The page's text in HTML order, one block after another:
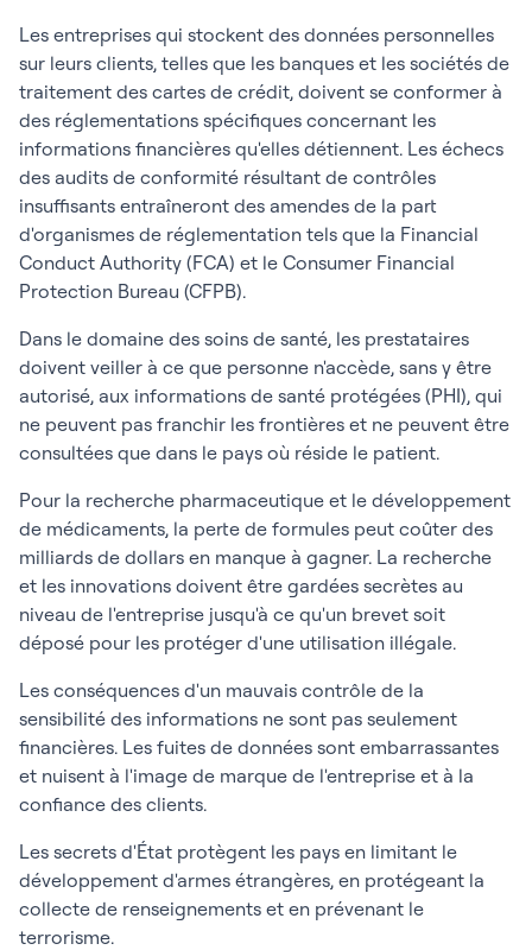
Les entreprises qui stockent des données personnelles
sur leurs clients, telles que les banques et les sociétés de
traitement des cartes de crédit, doivent se conformer à
des réglementations spécifiques concernant les
informations financières qu'elles détiennent. Les échecs
des audits de conformité résultant de contrôles
insuffisants entraîneront des amendes de la part
d'organismes de réglementation tels que la Financial
Conduct Authority (FCA) et le Consumer Financial
Protection Bureau (CFPB).
Dans le domaine des soins de santé, les prestataires
doivent veiller à ce que personne n'accède, sans y être
autorisé, aux informations de santé protégées (PHI), qui
ne peuvent pas franchir les frontières et ne peuvent être
consultées que dans le pays où réside le patient.
Pour la recherche pharmaceutique et le développement
de médicaments, la perte de formules peut coûter des
milliards de dollars en manque à gagner. La recherche
et les innovations doivent être gardées secrètes au
niveau de l'entreprise jusqu'à ce qu'un brevet soit
déposé pour les protéger d'une utilisation illégale.
Les conséquences d'un mauvais contrôle de la
sensibilité des informations ne sont pas seulement
financières. Les fuites de données sont embarrassantes
et nuisent à l'image de marque de l'entreprise et à la
confiance des clients.
Les secrets d'État protègent les pays en limitant le
développement d'armes étrangères, en protégeant la
collecte de renseignements et en prévenant le
terrorisme.